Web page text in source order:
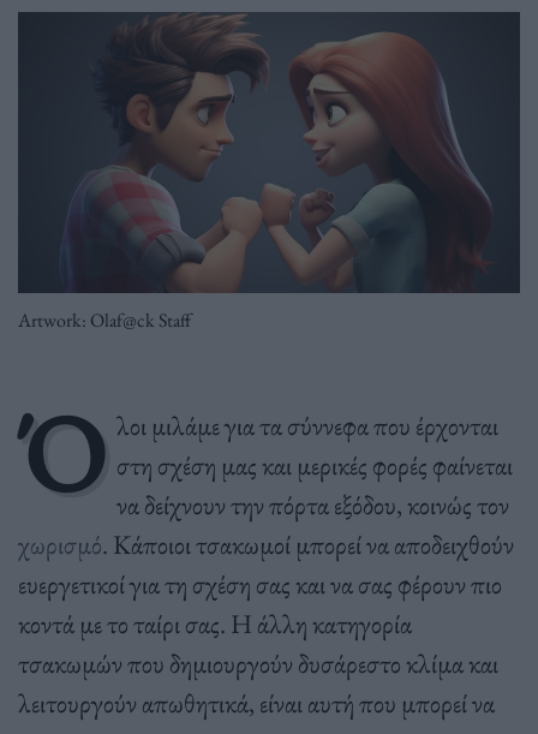
Artwork: Olaf@ck Staff
Ό λοι μιλάμε για τα σύννεφα που έρχονται
στη σχέση μας και μερικές φορές φαίνεται
να δείχνουν την πόρτα εξόδου, κοινώς τον
χωρισμό. Κάποιοι τσακωμοί μπορεί να αποδειχθούν
ευεργετικοί για τη σχέση σας και να σας φέρουν πιο
κοντά με το ταίρι σας. Η άλλη κατηγορία
τσακωμών που δημιουργούν δυσάρεστο κλίμα και
λειτουργούν απωθητικά, είναι αυτή που μπορεί να